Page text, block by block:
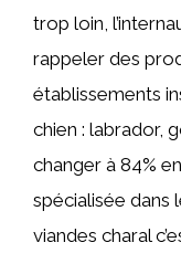
trop loin,
rappeler des
établissements
chien : labrador,
changer à 84%
spécialisée dans
viandes charal